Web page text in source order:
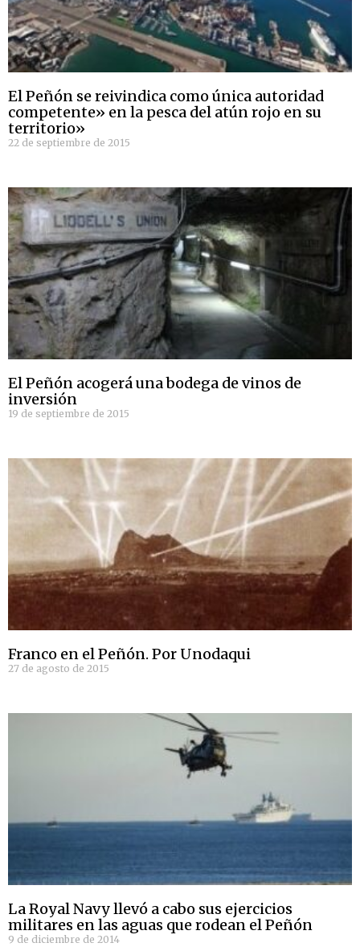
El Peñón se reivindica como única autoridad
competente» en la pesca del atún rojo en su
territorio»
22 de septiembre de 2015
El Peñón acogerá una bodega de vinos de
inversión
19 de septiembre de 2015
Franco en el Peñón. Por Unodaqui
27 de agosto de 2015
La Royal Navy llevó a cabo sus ejercicios
militares en las aguas que rodean el Peñón
9 de diciembre de 2014